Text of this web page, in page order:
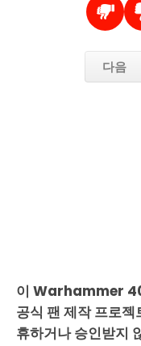
다음
이 Warhammer
공식 팬 제작 프로
휴하거나 승인받